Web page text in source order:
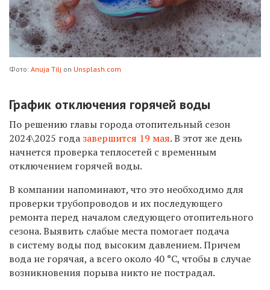
Фото: Anuja Tilj on Unsplash.com
График отключения горячей воды
По решению главы города отопительный сезон
2024\2025 годазавершится 19 мая. В этот же день
начнется проверка теплосетей с временным
отключением горячей воды.
В компании напоминают, что это необходимо для
проверки трубопроводов и их последующего
ремонта перед началом следующего отопительного
сезона. Выявить слабые места помогает подача
в систему воды под высоким давлением. Причем
вода не горячая, а всего около 40 °С, чтобы в случае
возникновения порыва никто не пострадал.